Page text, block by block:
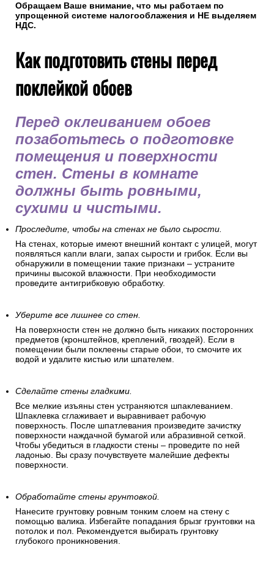
Обращаем Ваше внимание, что мы работаем по
упрощенной системе налогооблажения и НЕ выделяем
НДС.
Как подготовить стены перед
поклейкой обоев
Перед оклеиванием обоев
позаботьтесь о подготовке
помещения и поверхности
стен. Стены в комнате
должны быть ровными,
сухими и чистыми.
Проследите, чтобы на стенах не было сырости.
На стенах, которые имеют внешний контакт с улицей, могут
появляться капли влаги, запах сырости и грибок. Если вы
обнаружили в помещении такие признаки – устраните
причины высокой влажности. При необходимости
проведите антигрибковую обработку.
Уберите все лишнее со стен.
На поверхности стен не должно быть никаких посторонних
предметов (кронштейнов, креплений, гвоздей). Если в
помещении были поклеены старые обои, то смочите их
водой и удалите кистью или шпателем.
Сделайте стены гладкими.
Все мелкие изъяны стен устраняются шпаклеванием.
Шпаклевка сглаживает и выравнивает рабочую
поверхность. После шпатлевания произведите зачистку
поверхности наждачной бумагой или абразивной сеткой.
Чтобы убедиться в гладкости стены – проведите по ней
ладонью. Вы сразу почувствуете малейшие дефекты
поверхности.
Обработайте стены грунтовкой.
Нанесите грунтовку ровным тонким слоем на стену с
помощью валика. Избегайте попадания брызг грунтовки на
потолок и пол. Рекомендуется выбирать грунтовку
глубокого проникновения.